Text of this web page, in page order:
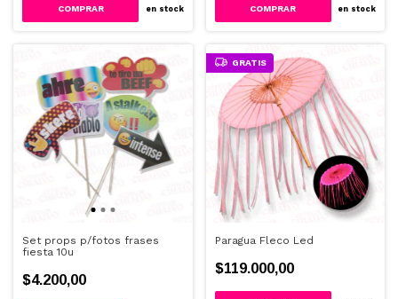
en stock en stock
Set props p/fotos frases
fiesta 10u
$4.200,00
GRATIS
Paragua Fleco Led
$119.000,00